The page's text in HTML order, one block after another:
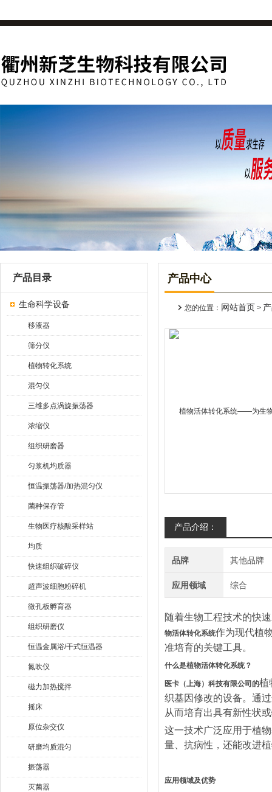
产品目录
生命科学设备
移液器
筛分仪
植物转化系统
混匀仪
三维多点涡旋振荡器
浓缩仪
组织研磨器
匀浆机均质器
恒温振荡器/加热混匀仪
菌种保存管
生物医疗核酸采样站
均质
快速组织破碎仪
超声波细胞粉碎机
微孔板孵育器
组织研磨仪
恒温金属浴/干式恒温器
氮吹仪
磁力加热搅拌
摇床
原位杂交仪
研磨均质混匀
振荡器
灭菌器
产品中心
您的位置： 网站首页 >
产品介绍：
品牌 其他品牌
应用领域 综合
随着生物工程技术的快
物活体转化系统作为现代植
准培育的关键工具。
什么是植物活体转化系统？
医卡（上海）科技有限公司的植
织基因修改的设备。通
从而培育出具有新性状
这一技术广泛应用于植
量、抗病性，还能改进
应用领域及优势